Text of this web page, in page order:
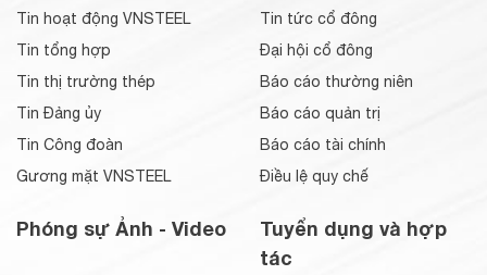
Tin hoạt động VNSTEEL
Tin tổng hợp
Tin thị trường thép
Tin Đảng ủy
Tin Công đoàn
Gương mặt VNSTEEL
Phóng sự Ảnh - Video
Tin tức cổ đông
Đại hội cổ đông
Báo cáo thường niên
Báo cáo quản trị
Báo cáo tài chính
Điều lệ quy chế
Tuyển dụng và hợp
tác